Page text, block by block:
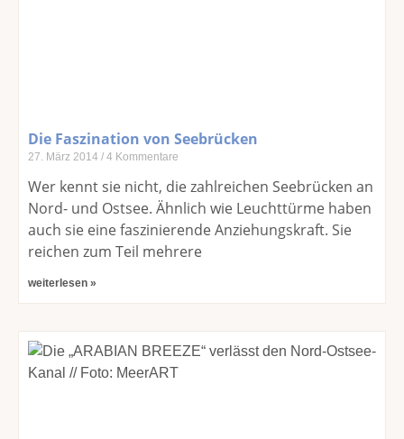
Die Faszination von Seebrücken
27. März 2014 4 Kommentare
Wer kennt sie nicht, die zahlreichen Seebrücken an
Nord- und Ostsee. Ähnlich wie Leuchttürme haben
auch sie eine faszinierende Anziehungskraft. Sie
reichen zum Teil mehrere
weiterlesen »